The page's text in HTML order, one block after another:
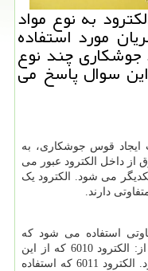
به نوع مواد
مورد استفاده
جوشكاری چند نوع
این سوال پاسخ می
ایجاد قوس جوشکاری، به
از داخل الکترود عبور می
می شود. الکترود یک
دارند.
استفاده می شود که
مهم ترین و معروف ترین آن ها عبارتند از: الکترود 6010 که از این
الکترود برای نفوذ عمیق استفاده می شود. الکترود 6011 که استفاده